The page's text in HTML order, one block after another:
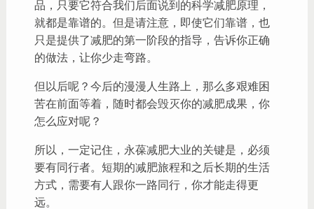
品，只要它符合我们后面说到的科学减肥原理，
就都是靠谱的。但是请注意，即使它们靠谱，也
只是提供了减肥的第一阶段的指导，告诉你正确
的做法，让你少走弯路。
但以后呢？今后的漫漫人生路上，那么多艰难困
苦在前面等着，随时都会毁灭你的减肥成果，你
怎么应对呢？
所以，一定记住，永葆减肥大业的关键是，必须
要有同行者。短期的减肥旅程和之后长期的生活
方式，需要有人跟你一路同行，你才能走得更
远。